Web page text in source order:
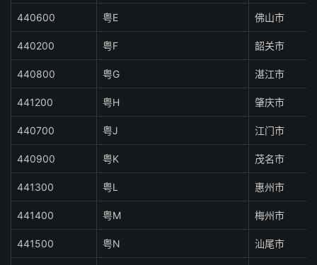
440600 粤E 佛山市
440200 粤F 韶关市
440800 粤G 湛江市
441200 粤H 肇庆市
440700 粤J 江门市
440900 粤K 茂名市
441300 粤L 惠州市
441400 粤M 梅州市
441500 粤N 汕尾市